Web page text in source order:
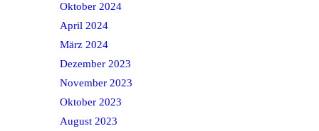
Oktober 2024
April 2024
März 2024
Dezember 2023
November 2023
Oktober 2023
August 2023